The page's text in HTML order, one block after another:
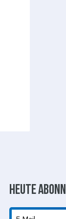
Heute